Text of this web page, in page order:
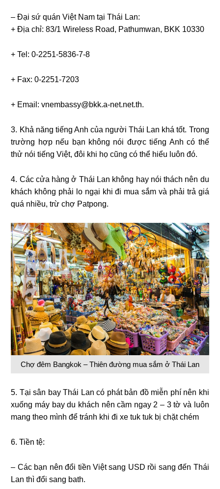
– Đại sứ quán Việt Nam tại Thái Lan:
+ Địa chỉ: 83/1 Wireless Road, Pathumwan, BKK 10330
+ Tel: 0-2251-5836-7-8
+ Fax: 0-2251-7203
+ Email: vnembassy@bkk.a-net.net.th.
3. Khả năng tiếng Anh của người Thái Lan khá tốt. Trong
trường hợp nếu bạn không nói được tiếng Anh có thể
thử nói tiếng Việt, đôi khi họ cũng có thể hiểu luôn đó.
4. Các cửa hàng ở Thái Lan không hay nói thách nên du
khách không phải lo ngại khi đi mua sắm và phải trả giá
quá nhiều, trừ chợ Patpong.
Chợ đêm Bangkok – Thiên đường mua sắm ở Thái Lan
5. Tại sân bay Thái Lan có phát bản đồ miễn phí nên khi
xuống máy bay du khách nên cầm ngay 2 – 3 tờ và luôn
mang theo mình để tránh khi đi xe tuk tuk bị chặt chém
6. Tiền tệ:
– Các bạn nên đổi tiền Việt sang USD rồi sang đến Thái
Lan thì đổi sang bath.